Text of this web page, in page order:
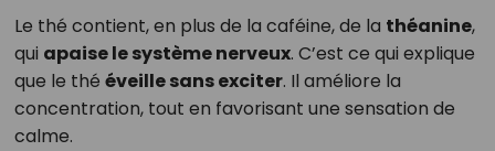
Le thé contient, en plus de la caféine, de la théanine,
qui apaise le système nerveux. C’est ce qui explique
que le thé éveille sans exciter. Il améliore la
concentration, tout en favorisant une sensation de
calme.